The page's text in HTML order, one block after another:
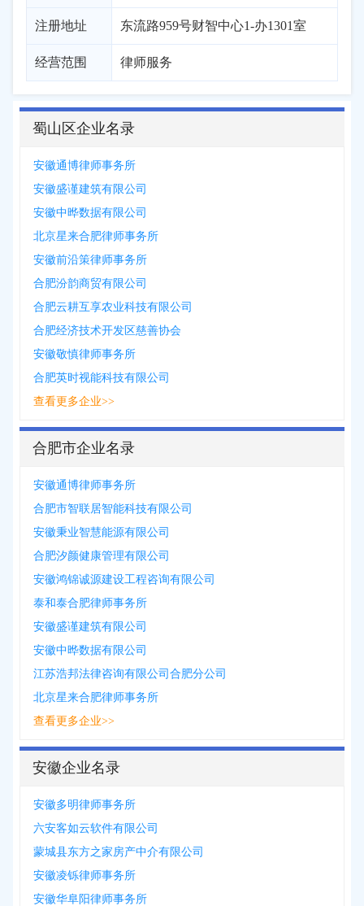
注册地址 东流路959号财智中心1-办1301室
经营范围 律师服务
蜀山区企业名录
安徽通博律师事务所
安徽盛谨建筑有限公司
安徽中晔数据有限公司
北京星来合肥律师事务所
安徽前沿策律师事务所
合肥汾韵商贸有限公司
合肥云耕互享农业科技有限公司
合肥经济技术开发区慈善协会
安徽敬慎律师事务所
合肥英时视能科技有限公司
查看更多企业>>
合肥市企业名录
安徽通博律师事务所
合肥市智联居智能科技有限公司
安徽秉业智慧能源有限公司
合肥汐颜健康管理有限公司
安徽鸿锦诚源建设工程咨询有限公司
泰和泰合肥律师事务所
安徽盛谨建筑有限公司
安徽中晔数据有限公司
江苏浩邦法律咨询有限公司合肥分公司
北京星来合肥律师事务所
查看更多企业>>
安徽企业名录
安徽多明律师事务所
六安客如云软件有限公司
蒙城县东方之家房产中介有限公司
安徽凌铄律师事务所
安徽华阜阳律师事务所